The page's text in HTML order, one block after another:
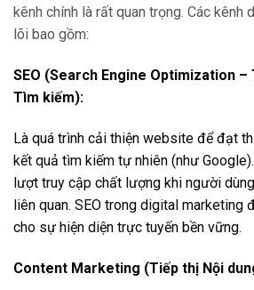
kênh chính là rất quan trọng. Các kênh
lõi bao gồm:
SEO (Search Engine Optimization –
Tìm kiếm):
Là quá trình cải thiện website để đạt
kết quả tìm kiếm tự nhiên (như
lượt truy cập chất lượng khi người
liên quan. SEO trong digital marketing
cho sự hiện diện trực tuyến bền vững.
Content Marketing (Tiếp thị Nội